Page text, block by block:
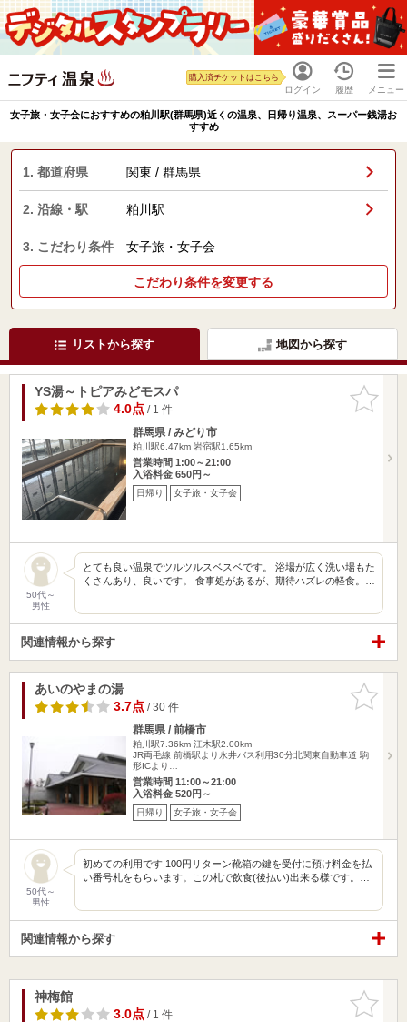
ログイン
購入済チケットはこちら
履歴 メニュー
女子旅・女子会におすすめの粕川駅(群馬県)近くの温泉、日帰り温泉、スーパー銭湯お
すすめ
1. 都道府県 関東 / 群馬県
2. 沿線・駅 粕川駅
3. こだわり条件 女子旅・女子会
こだわり条件を変更する
リストから探す 地図から探す
お気に入
りに追加
YS湯～トピアみどモスパ
4.0点/ 1 件
群馬県 / みどり市
粕川駅6.47km 岩宿駅1.65km
営業時間 1:00～21:00
入浴料金 650円～
日帰り 女子旅・女子会
50代～
男性
とても良い温泉でツルツルスベスベです。 浴場が広く洗い場もた
くさんあり、良いです。 食事処があるが、期待ハズレの軽食。…
関連情報から探す
お気に入
りに追加
あいのやまの湯
3.7点/ 30 件
群馬県 / 前橋市
粕川駅7.36km 江木駅2.00km
JR両毛線 前橋駅より永井バス利用30分北関東自動車道 駒
形ICより…
営業時間 11:00～21:00
入浴料金 520円～
日帰り 女子旅・女子会
50代～
男性
初めての利用です 100円リターン靴箱の鍵を受付に預け料金を払
い番号札をもらいます。この札で飲食(後払い)出来る様です。…
関連情報から探す
お気に入
りに追加
神梅館
3.0点/ 1 件